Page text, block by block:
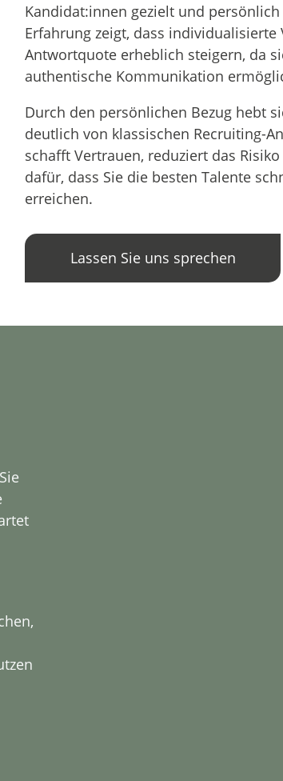
Kandidat:innen gezielt und
Erfahrung zeigt, dass
Antwortquote erheblich steigern, da
authentische Kommunikation
Durch den persönlichen Bezug hebt
deutlich von klassischen Recruiting-
schafft Vertrauen, reduziert das
dafür, dass Sie die besten Talente
erreichen.
Lassen Sie uns sprechen